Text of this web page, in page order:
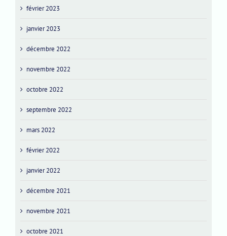
février 2023
janvier 2023
décembre 2022
novembre 2022
octobre 2022
septembre 2022
mars 2022
février 2022
janvier 2022
décembre 2021
novembre 2021
octobre 2021